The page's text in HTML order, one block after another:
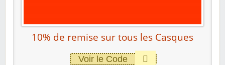
10% de remise sur tous les Casques
Voir le Code